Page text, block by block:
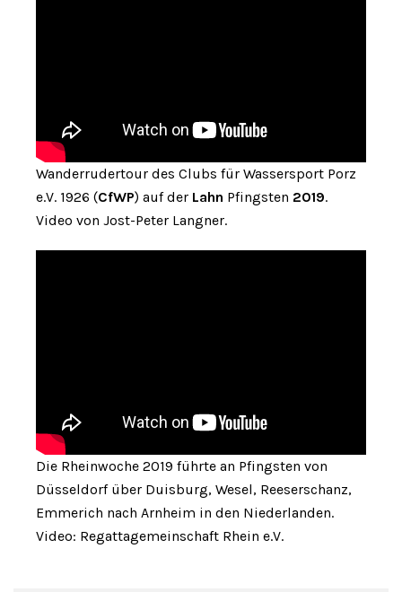
Wanderrudertour des Clubs für Wassersport Porz
e.V. 1926 (CfWP) auf der Lahn Pfingsten 2019.
Video von Jost-Peter Langner.
Die Rheinwoche 2019 führte an Pfingsten von
Düsseldorf über Duisburg, Wesel, Reeserschanz,
Emmerich nach Arnheim in den Niederlanden.
Video: Regattagemeinschaft Rhein e.V.